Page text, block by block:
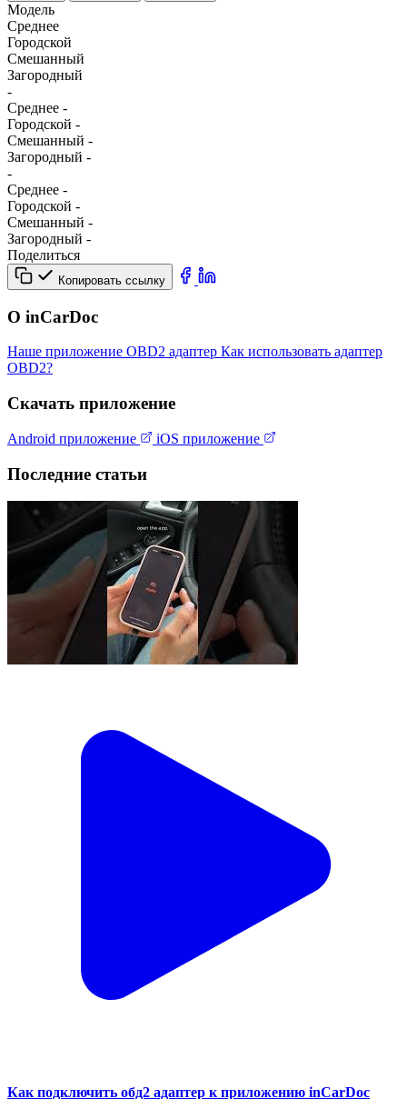
Модель
Среднее
Городской
Смешанный
Загородный
-
Среднее -
Городской -
Смешанный -
Загородный -
-
Среднее -
Городской -
Смешанный -
Загородный -
Поделиться
Копировать ссылку
О inCarDoc
Наше приложение OBD2 адаптер Как использовать адаптер
OBD2?
Скачать приложение
Android приложение iOS приложение
Последние статьи
Как подключить обд2 адаптер к приложению inCarDoc